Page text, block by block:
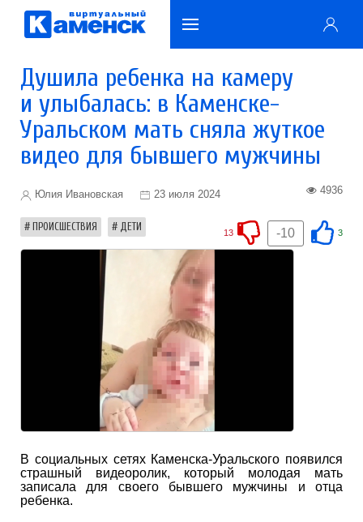
Душила ребенка на камеру
и улыбалась: в Каменске-
Уральском мать сняла жуткое
видео для бывшего мужчины
Юлия Ивановская 23 июля 2024 4936
ПРОИСШЕСТВИЯ ДЕТИ 3
-10
13
В социальных сетях Каменска-Уральского появился
страшный видеоролик, который молодая мать
записала для своего бывшего мужчины и отца
ребенка.